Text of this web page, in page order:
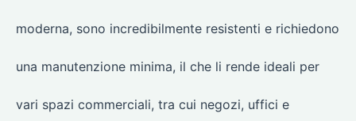
moderna, sono incredibilmente resistenti e richiedono
una manutenzione minima, il che li rende ideali per
vari spazi commerciali, tra cui negozi, uffici e